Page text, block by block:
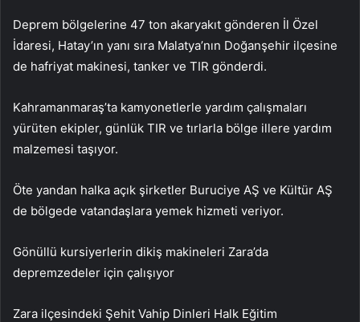
Deprem bölgelerine 47 ton akaryakıt gönderen İl Özel
İdaresi, Hatay’ın yanı sıra Malatya’nın Doğanşehir ilçesine
de hafriyat makinesi, tanker ve TIR gönderdi.
Kahramanmaraş’ta kamyonetlerle yardım çalışmaları
yürüten ekipler, günlük TIR ve tırlarla bölge illere yardım
malzemesi taşıyor.
Öte yandan halka açık şirketler Buruciye AŞ ve Kültür AŞ
de bölgede vatandaşlara yemek hizmeti veriyor.
Gönüllü kursiyerlerin dikiş makineleri Zara’da
depremzedeler için çalışıyor
Zara ilçesindeki Şehit Vahip Dinleri Halk Eğitim